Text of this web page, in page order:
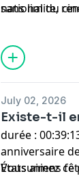
national du
depuis le
sans limite,
July 02, 2026
Existe-t-il
durée :
anniversaire
Étatsuniens
Vous aimez